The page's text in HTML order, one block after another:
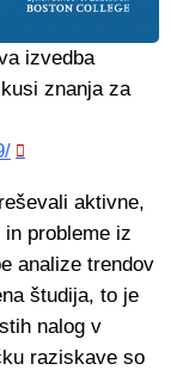
izvedba
znanja za
aktivne,
probleme iz
analize trendov
študija, to je
nalog v
raziskave so